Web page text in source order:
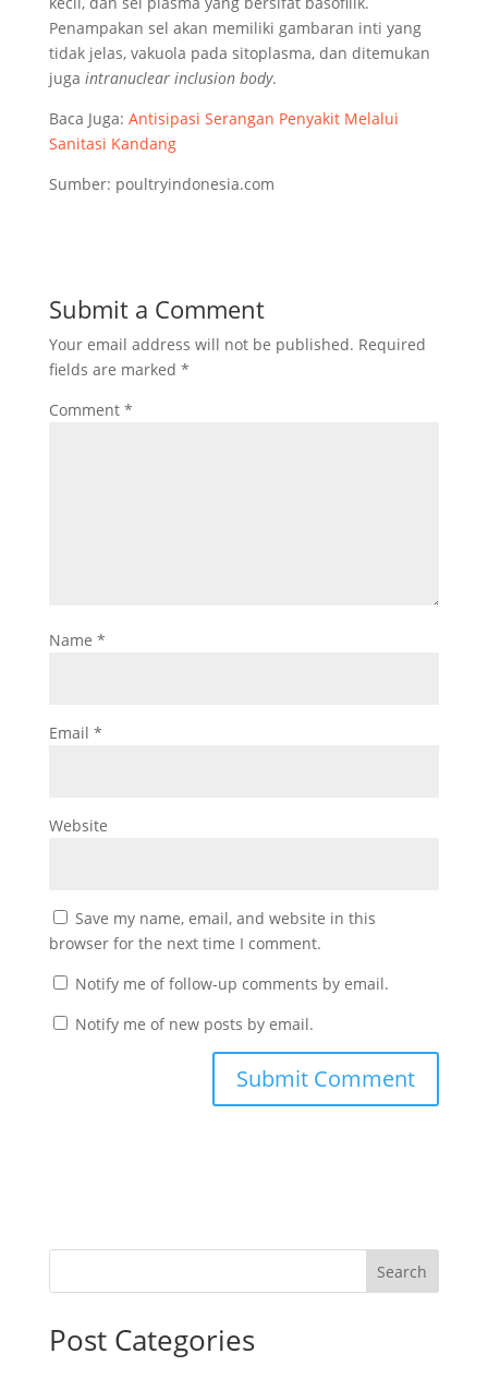
Penampakan sel akan memiliki gambaran inti yang
tidak jelas, vakuola pada sitoplasma, dan ditemukan
juga intranuclear inclusion body.
Baca Juga: Antisipasi Serangan Penyakit Melalui
Sanitasi Kandang
Sumber: poultryindonesia.com
Submit a Comment
Your email address will not be published. Required
fields are marked *
Comment *
Name *
Email *
Website
Save my name, email, and website in this
browser for the next time I comment.
Notify me of follow-up comments by email.
Notify me of new posts by email.
Search
Post Categories